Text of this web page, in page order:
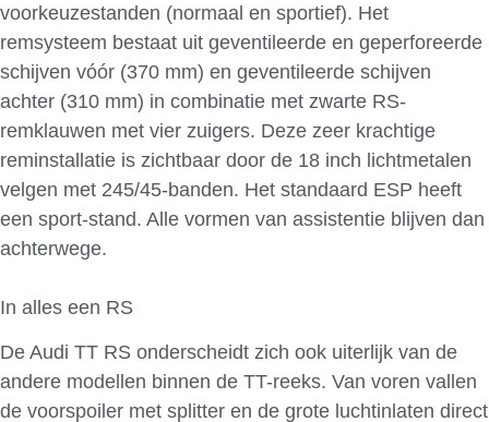
voorkeuzestanden (normaal en sportief). Het
remsysteem bestaat uit geventileerde en geperforeerde
schijven vóór (370 mm) en geventileerde schijven
achter (310 mm) in combinatie met zwarte RS-
remklauwen met vier zuigers. Deze zeer krachtige
reminstallatie is zichtbaar door de 18 inch lichtmetalen
velgen met 245/45-banden. Het standaard ESP heeft
een sport-stand. Alle vormen van assistentie blijven dan
achterwege.
In alles een RS
De Audi TT RS onderscheidt zich ook uiterlijk van de
andere modellen binnen de TT-reeks. Van voren vallen
de voorspoiler met splitter en de grote luchtinlaten direct